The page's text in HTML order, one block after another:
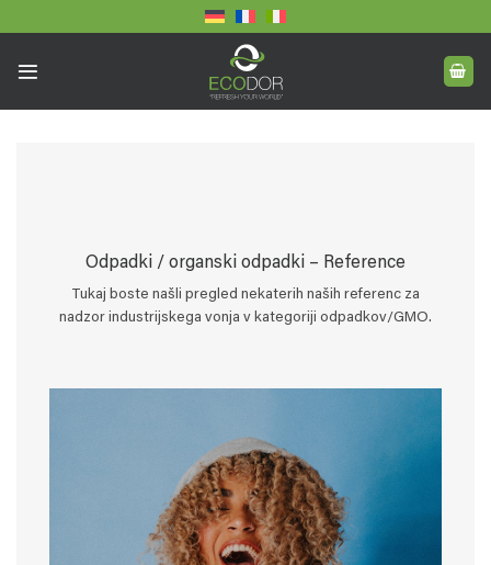
na
Odpadki / organski odpadki – Reference
Tukaj boste našli pregled nekaterih naših referenc za
nadzor industrijskega vonja v kategoriji odpadkov/GMO.